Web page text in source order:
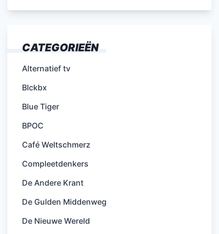
CATEGORIEËN
Alternatief tv
Blckbx
Blue Tiger
BPOC
Café Weltschmerz
Compleetdenkers
De Andere Krant
De Gulden Middenweg
De Nieuwe Wereld